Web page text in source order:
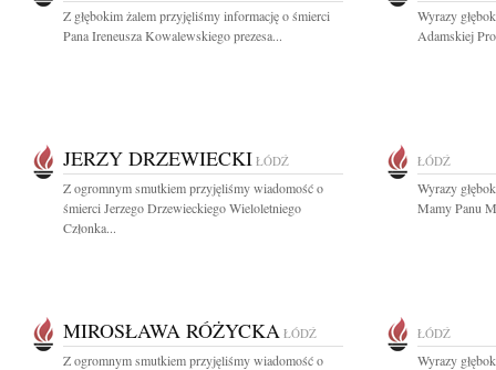
Z głębokim żalem przyjęliśmy informację o śmierci
Pana Ireneusza Kowalewskiego prezesa...
Wyrazy
Adamskiej
JERZY DRZEWIECKI ŁÓDŹ
Z ogromnym smutkiem przyjęliśmy wiadomość o
śmierci Jerzego Drzewieckiego Wieloletniego
Członka...
ŁÓDŹ
Wyrazy
Mamy Panu
MIROSŁAWA RÓŻYCKA ŁÓDŹ
Z ogromnym smutkiem przyjęliśmy wiadomość o
ŁÓDŹ
Wyrazy